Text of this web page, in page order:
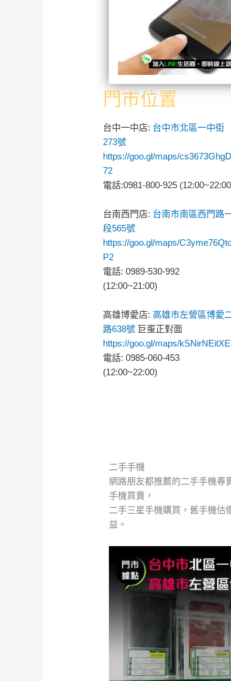
門市位置
台中一中店: 台中市北區一中街
273號
https://goo.gl/maps/cs3673GhgD
72
電話:0981-800-925
台南西門店: 台南市南區西門路
段565號
https://goo.gl/maps/
P2
電話: 0989-530-992
(12:00~21:00)
高雄博愛店:高雄市左營區博愛
路638號 巨蛋正對面
https://goo.gl/maps/
電話: 0985-060-453
(12:00~22:00)
二手手機
網路朋友都推薦的二手手機專
手機買賣，
二手三星手機購買，舊手機
益。